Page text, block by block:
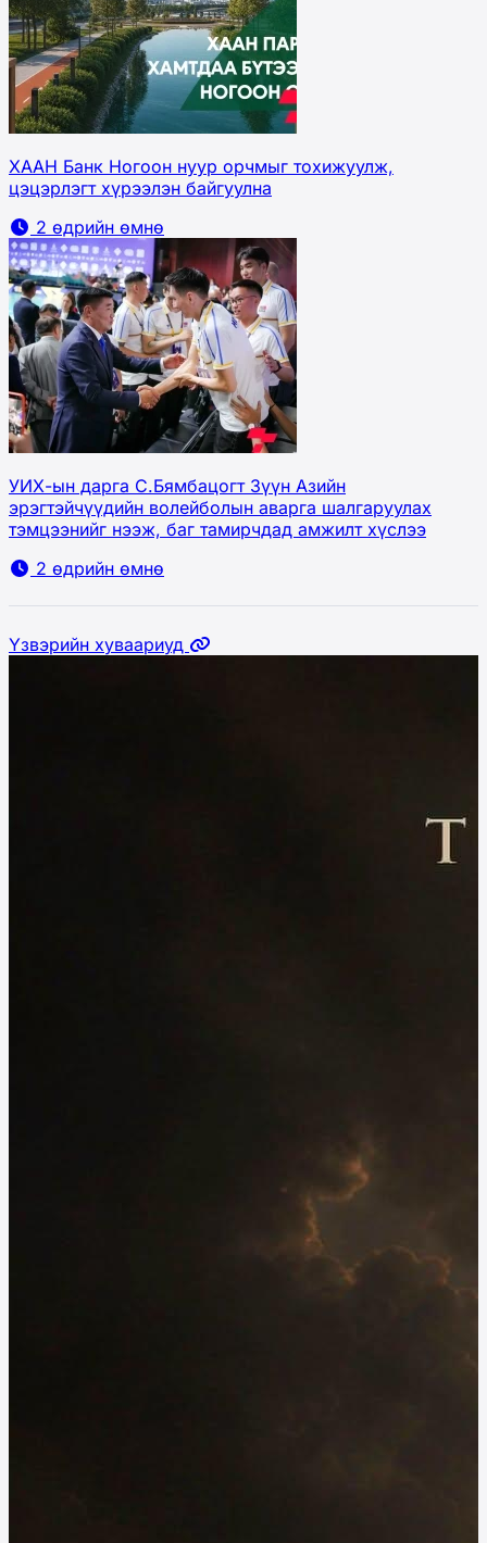
ХААН Банк Ногоон нуур орчмыг тохижуулж,
цэцэрлэгт хүрээлэн байгуулна
2 өдрийн өмнө
УИХ-ын дарга С.Бямбацогт Зүүн Азийн
эрэгтэйчүүдийн волейболын аварга шалгаруулах
тэмцээнийг нээж, баг тамирчдад амжилт хүслээ
2 өдрийн өмнө
Үзвэрийн хуваариуд